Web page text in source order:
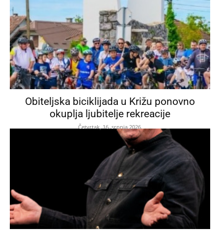
Obiteljska biciklijada u Križu ponovno
okuplja ljubitelje rekreacije
Četvrtak, 16. srpnja 2026.